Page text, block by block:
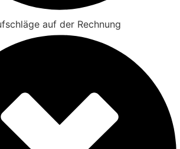
auf der Rechnung